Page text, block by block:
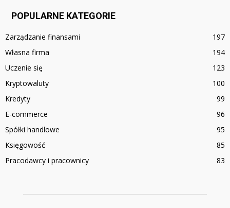
POPULARNE KATEGORIE
Zarządzanie finansami
197
Własna firma
194
Uczenie się
123
Kryptowaluty
100
Kredyty
99
E-commerce
96
Spółki handlowe
95
Księgowość
85
Pracodawcy i pracownicy
83